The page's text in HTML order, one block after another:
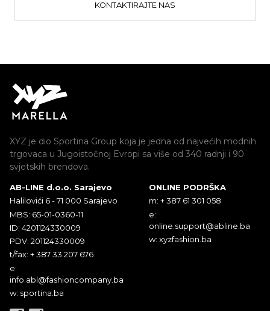
KONTAKTIRAJTE NAS
XYZ je dio Sportina Group koja je jedna od najvećih modnih
trgovaca u Jugoistočnoj Evropi sa više od 340 radnji i 90
svjetskih brendova.
AB-LINE d.o.o. Sarajevo
Halilovići 6 - 71 000 Sarajevo
MBS: 65-01-0360-11
ID: 4201124330009
PDV: 201124330009
t/fax: + 387 33 207 676
e:
info.abl@fashioncompany.ba
w: sportina.ba
ONLINE PODRŠKA
m: + 387 61 301 058
e:
online.support@abline.ba
w: xyzfashion.ba